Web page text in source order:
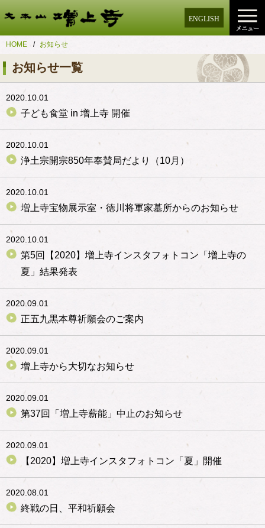
ENGLISH
HOME お知らせ
お知らせ一覧
2020.10.01
子ども食堂 in 増上寺 開催
2020.10.01
浄土宗開宗850年奉賛局だより（10月）
2020.10.01
増上寺宝物展示室・徳川将軍家墓所からのお知らせ
2020.10.01
第5回【2020】増上寺インスタフォトコン「増上寺の
夏」結果発表
2020.09.01
正五九黒本尊祈願会のご案内
2020.09.01
増上寺から大切なお知らせ
2020.09.01
第37回「増上寺薪能」中止のお知らせ
2020.09.01
【2020】増上寺インスタフォトコン「夏」開催
2020.08.01
終戦の日、平和祈願会